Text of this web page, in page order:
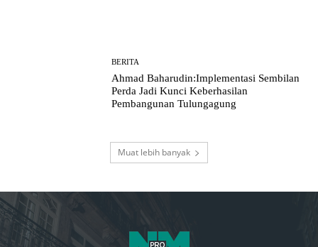
BERITA
Ahmad Baharudin:Implementasi Sembilan
Perda Jadi Kunci Keberhasilan
Pembangunan Tulungagung
Muat lebih banyak